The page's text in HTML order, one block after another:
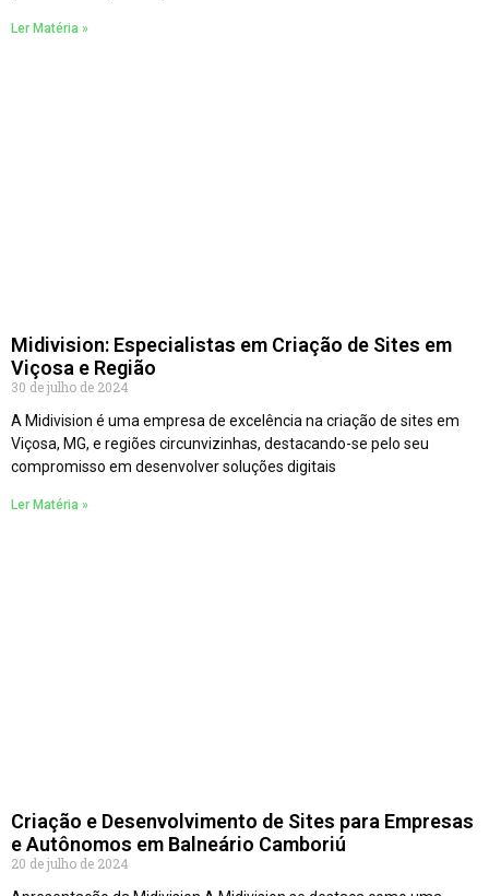
Ler Matéria »
Midivision: Especialistas em Criação de Sites em
Viçosa e Região
30 de julho de 2024
A Midivision é uma empresa de excelência na criação de sites em
Viçosa, MG, e regiões circunvizinhas, destacando-se pelo seu
compromisso em desenvolver soluções digitais
Ler Matéria »
Criação e Desenvolvimento de Sites para Empresas
e Autônomos em Balneário Camboriú
20 de julho de 2024